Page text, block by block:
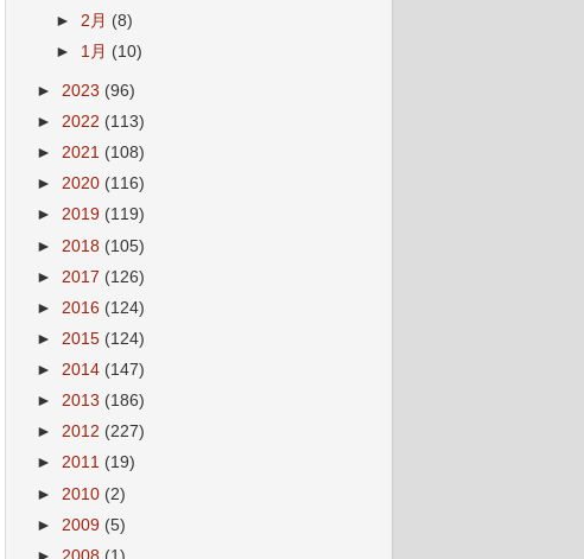
► 2月 (8)
► 1月 (10)
► 2023 (96)
► 2022 (113)
► 2021 (108)
► 2020 (116)
► 2019 (119)
► 2018 (105)
► 2017 (126)
► 2016 (124)
► 2015 (124)
► 2014 (147)
► 2013 (186)
► 2012 (227)
► 2011 (19)
► 2010 (2)
► 2009 (5)